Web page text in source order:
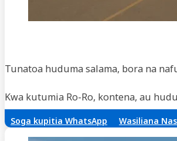
Tunatoa huduma salama, bora na
Kwa kutumia Ro-Ro, kontena, au
Soga kupitia WhatsApp Wasiliana